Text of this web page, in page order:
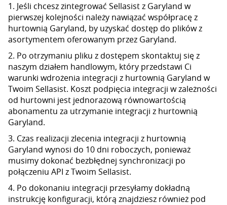
1. Jeśli chcesz zintegrować Sellasist z Garyland w
pierwszej kolejności należy nawiązać współpracę z
hurtownią Garyland, by uzyskać dostęp do plików z
asortymentem oferowanym przez Garyland.
2. Po otrzymaniu pliku z dostępem skontaktuj się z
naszym działem handlowym, który przedstawi Ci
warunki wdrożenia integracji z hurtownią Garyland w
Twoim Sellasist. Koszt podpięcia integracji w zależności
od hurtowni jest jednorazową równowartością
abonamentu za utrzymanie integracji z hurtownią
Garyland.
3. Czas realizacji zlecenia integracji z hurtownią
Garyland wynosi do 10 dni roboczych, ponieważ
musimy dokonać bezbłędnej synchronizacji po
połączeniu API z Twoim Sellasist.
4. Po dokonaniu integracji przesyłamy dokładną
instrukcję konfiguracji, którą znajdziesz również pod